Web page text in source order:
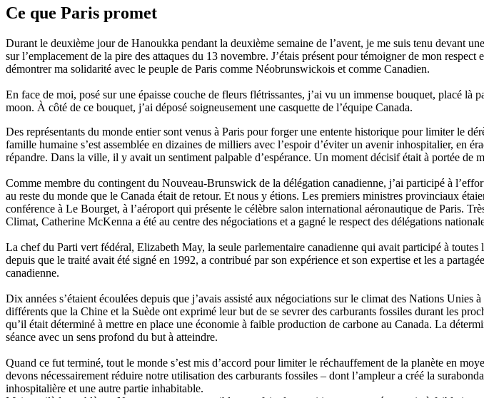
Ce que Paris promet
Durant le deuxième jour de Hanoukka pendant la deuxième semaine de l’avent, je me suis tenu devant
sur l’emplacement de la pire des attaques du 13 novembre. J’étais présent pour témoigner de mon
démontrer ma solidarité avec le peuple de Paris comme Néobrunswickois et comme Canadien.
En face de moi, posé sur une épaisse couche de fleurs flétrissantes, j’ai vu un immense bouquet, placé là
moon. À côté de ce bouquet, j’ai déposé soigneusement une casquette de l’équipe Canada.
Des représentants du monde entier sont venus à Paris pour forger une entente historique pour limiter le
famille humaine s’est assemblée en dizaines de milliers avec l’espoir d’éviter un avenir inhospitalier, en
répandre. Dans la ville, il y avait un sentiment palpable d’espérance. Un moment décisif était à portée de
Comme membre du contingent du Nouveau-Brunswick de la délégation canadienne, j’ai participé à
au reste du monde que le Canada était de retour. Et nous y étions. Les premiers ministres provinciaux
conférence à Le Bourget, à l’aéroport qui présente le célèbre salon international aéronautique de Paris.
Climat, Catherine McKenna a été au centre des négociations et a gagné le respect des délégations
La chef du Parti vert fédéral, Elizabeth May, la seule parlementaire canadienne qui avait participé à toutes
depuis que le traité avait été signé en 1992, a contribué par son expérience et son expertise et les a
canadienne.
Dix années s’étaient écoulées depuis que j’avais assisté aux négociations sur le climat des Nations
différents que la Chine et la Suède ont exprimé leur but de se sevrer des carburants fossiles durant les
qu’il était déterminé à mettre en place une économie à faible production de carbone au Canada. La
séance avec un sens profond du but à atteindre.
Quand ce fut terminé, tout le monde s’est mis d’accord pour limiter le réchauffement de la planète en
devons nécessairement réduire notre utilisation des carburants fossiles – dont l’ampleur a créé la
inhospitalière et une autre partie inhabitable.